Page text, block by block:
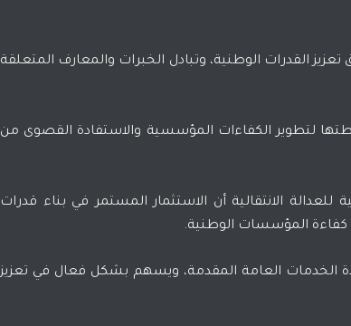
القدرات الوطنية، وتبادل الخبرات والمعارف المتعلقة
لتطوير الكفاءات المؤسسية والاستفادة القصوى من
الانتقالية أن الاستثمار المستمر في بناء قدرات
كفاءة المؤسسات الوطنية.
الخدمات العامة المقدمة، ويسهم بشكل فعال في تعزيز